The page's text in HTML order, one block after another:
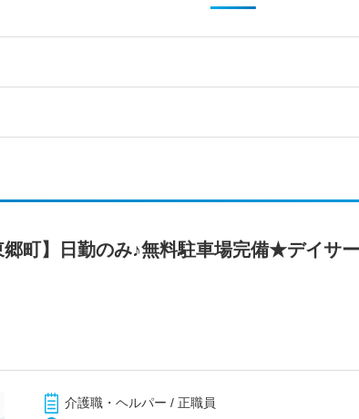
郷町】日勤のみ♪無料駐車場完備★デイサ
介護職・ヘルパー / 正職員